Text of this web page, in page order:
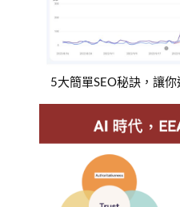
5大簡單SEO秘訣，讓